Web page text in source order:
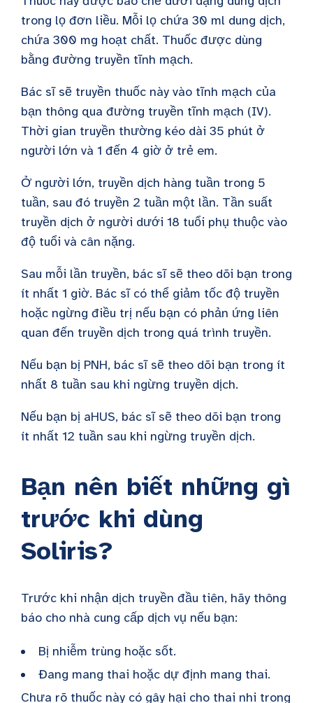
trong lọ đơn liều. Mỗi lọ chứa 30 ml dung dịch,
chứa 300 mg hoạt chất. Thuốc được dùng
bằng đường truyền tĩnh mạch.
Bác sĩ sẽ truyền thuốc này vào tĩnh mạch của
bạn thông qua đường truyền tĩnh mạch (IV).
Thời gian truyền thường kéo dài 35 phút ở
người lớn và 1 đến 4 giờ ở trẻ em.
Ở người lớn, truyền dịch hàng tuần trong 5
tuần, sau đó truyền 2 tuần một lần. Tần suất
truyền dịch ở người dưới 18 tuổi phụ thuộc vào
độ tuổi và cân nặng.
Sau mỗi lần truyền, bác sĩ sẽ theo dõi bạn trong
ít nhất 1 giờ. Bác sĩ có thể giảm tốc độ truyền
hoặc ngừng điều trị nếu bạn có phản ứng liên
quan đến truyền dịch trong quá trình truyền.
Nếu bạn bị PNH, bác sĩ sẽ theo dõi bạn trong ít
nhất 8 tuần sau khi ngừng truyền dịch.
Nếu bạn bị aHUS, bác sĩ sẽ theo dõi bạn trong
ít nhất 12 tuần sau khi ngừng truyền dịch.
Bạn nên biết những gì
trước khi dùng
Soliris?
Trước khi nhận dịch truyền đầu tiên, hãy thông
báo cho nhà cung cấp dịch vụ nếu bạn:
Bị nhiễm trùng hoặc sốt.
Đang mang thai hoặc dự định mang thai.
Chưa rõ thuốc này có gây hại cho thai nhi trong